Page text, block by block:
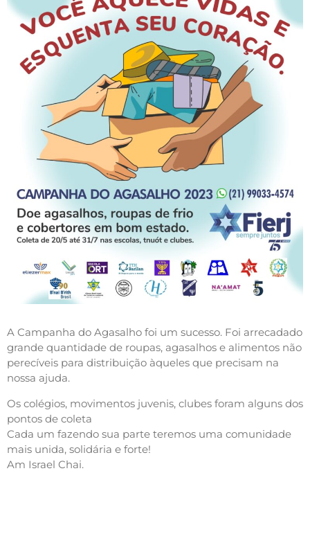
A Campanha do Agasalho foi um sucesso. Foi arrecadado
grande quantidade de roupas, agasalhos e alimentos não
perecíveis para distribuição àqueles que precisam na
nossa ajuda.
Os colégios, movimentos juvenis, clubes foram alguns dos
pontos de coleta
Cada um fazendo sua parte teremos uma comunidade
mais unida, solidária e forte!
Am Israel Chai.